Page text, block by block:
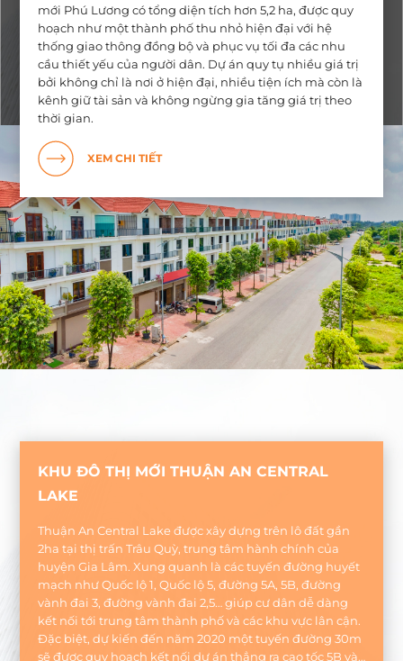
mới Phú Lương có tổng diện tích hơn 5,2 ha, được quy
hoạch như một thành phố thu nhỏ hiện đại với hệ
thống giao thông đồng bộ và phục vụ tối đa các nhu
cầu thiết yếu của người dân. Dự án quy tụ nhiều giá trị
bởi không chỉ là nơi ở hiện đại, nhiều tiện ích mà còn là
kênh giữ tài sản và không ngừng gia tăng giá trị theo
thời gian.
XEM CHI TIẾT
KHU ĐÔ THỊ MỚI THUẬN AN CENTRAL
LAKE
Thuận An Central Lake được xây dựng trên lô đất gần
2ha tại thị trấn Trâu Quỳ, trung tâm hành chính của
huyện Gia Lâm. Xung quanh là các tuyến đường huyết
mạch như Quốc lộ 1, Quốc lộ 5, đường 5A, 5B, đường
vành đai 3, đường vành đai 2,5… giúp cư dân dễ dàng
kết nối tới trung tâm thành phố và các khu vực lân cận.
Đặc biệt, dự kiến đến năm 2020 một tuyến đường 30m
sẽ được quy hoạch kết nối dự án thẳng ra cao tốc 5B và